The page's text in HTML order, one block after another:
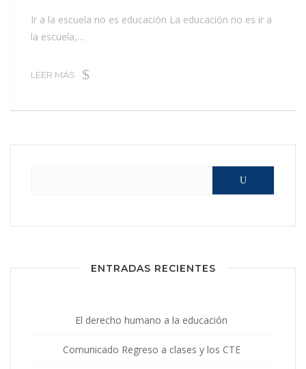
Ir a la escuela no es educación La educación no es ir a
la escuela,…
LEER MÁS
ENTRADAS RECIENTES
El derecho humano a la educación
Comunicado Regreso a clases y los CTE